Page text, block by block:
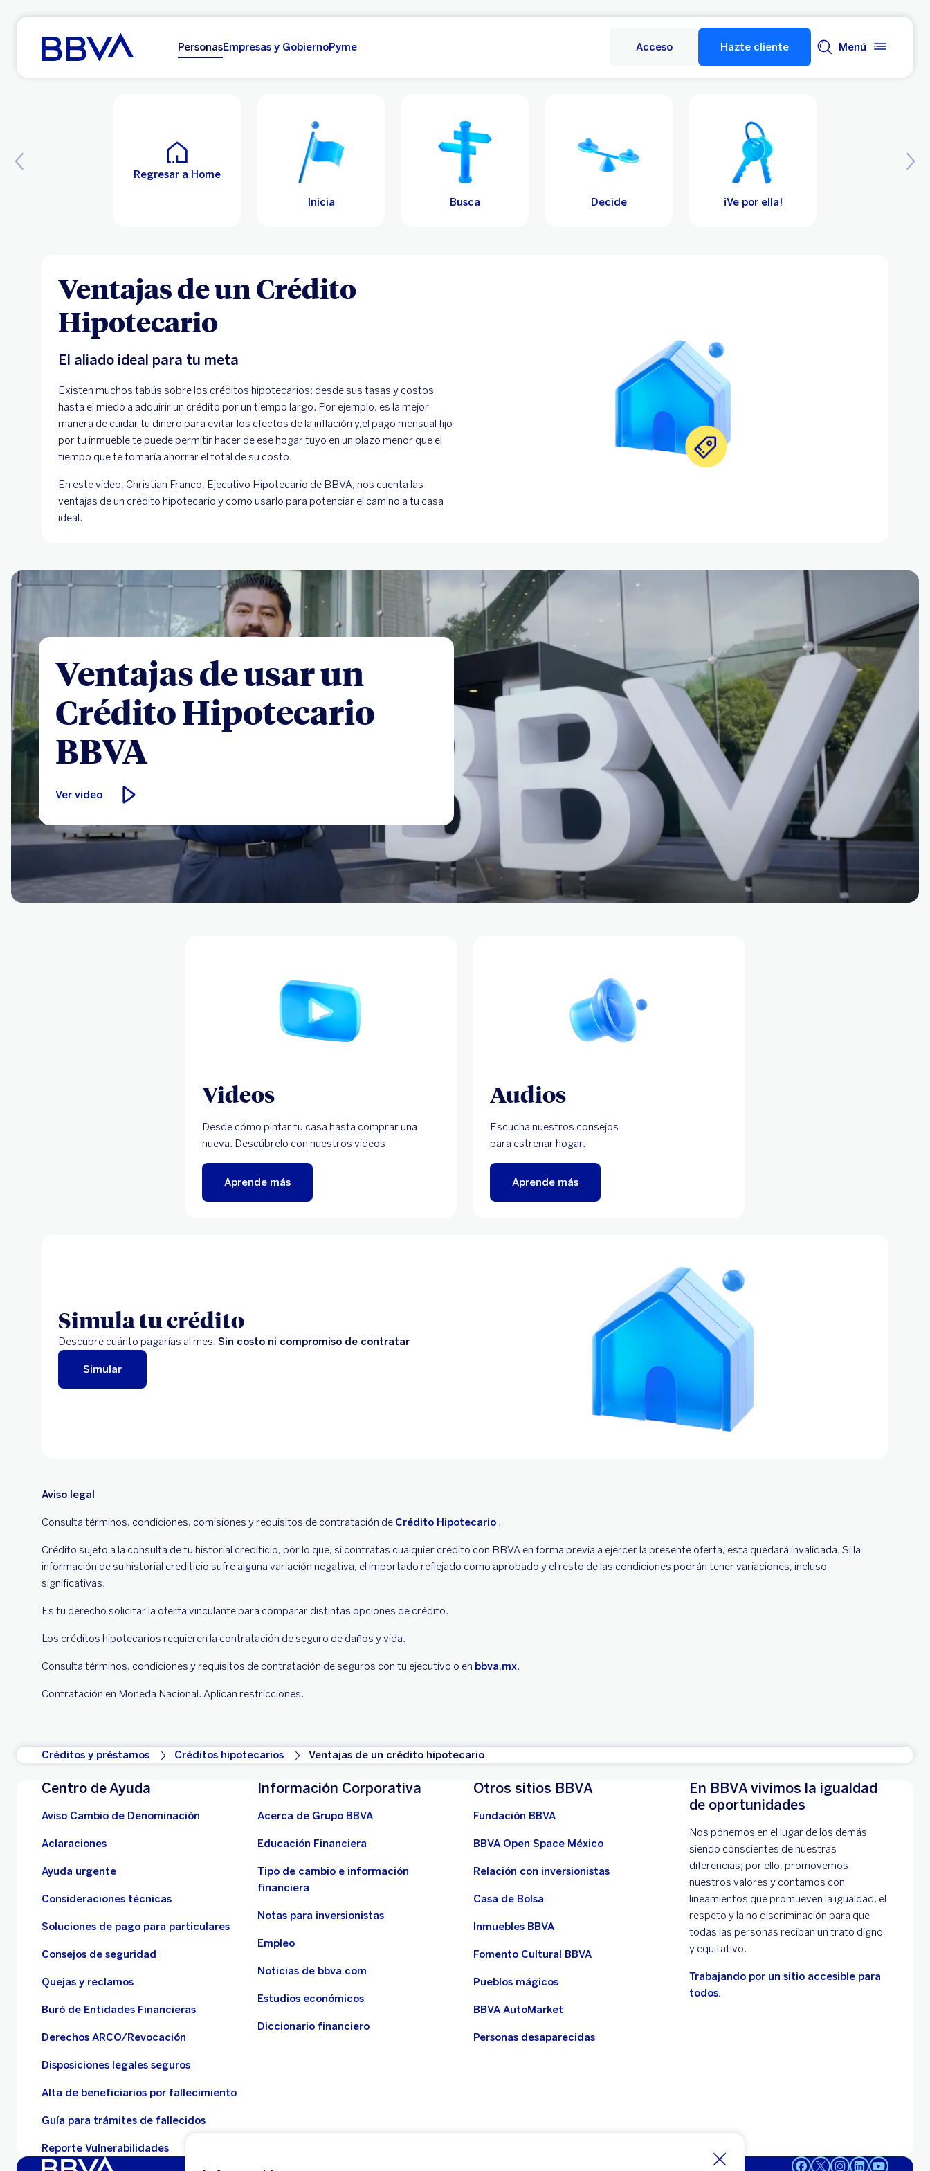
Ir al contenido principal
PersonasEmpresas y GobiernoPyme Acceso Hazte cliente Menú
Regresar a Home
Inicia Busca Decide ¡Ve por ella!
Ventajas de un Crédito
Hipotecario
El aliado ideal para tu meta
Existen muchos tabús sobre los créditos hipotecarios: desde sus tasas y costos
hasta el miedo a adquirir un crédito por un tiempo largo. Por ejemplo, es la mejor
manera de cuidar tu dinero para evitar los efectos de la inflación y,el pago mensual fijo
por tu inmueble te puede permitir hacer de ese hogar tuyo en un plazo menor que el
tiempo que te tomaría ahorrar el total de su costo.
En este video, Christian Franco, Ejecutivo Hipotecario de BBVA, nos cuenta las
ventajas de un crédito hipotecario y como usarlo para potenciar el camino a tu casa
ideal.
Ventajas de usar un
Crédito Hipotecario
BBVA
Ver video
Videos
Desde cómo pintar tu casa hasta comprar una
nueva. Descúbrelo con nuestros videos
Aprende más
Audios
Escucha nuestros consejos
para estrenar hogar.
Aprende más
Simula tu crédito
Descubre cuánto pagarías al mes. Sin costo ni compromiso de contratar
Simular
Aviso legal
Consulta términos, condiciones, comisiones y requisitos de contratación de Crédito Hipotecario .
Crédito sujeto a la consulta de tu historial crediticio, por lo que, si contratas cualquier crédito con BBVA en forma previa a ejercer la presente oferta, esta quedará invalidada. Si la
información de su historial crediticio sufre alguna variación negativa, el importado reflejado como aprobado y el resto de las condiciones podrán tener variaciones, incluso
significativas.
Es tu derecho solicitar la oferta vinculante para comparar distintas opciones de crédito.
Los créditos hipotecarios requieren la contratación de seguro de daños y vida.
Consulta términos, condiciones y requisitos de contratación de seguros con tu ejecutivo o en bbva.mx.
Contratación en Moneda Nacional. Aplican restricciones.
Créditos y préstamos Créditos hipotecarios Ventajas de un crédito hipotecario
Centro de Ayuda
Aviso Cambio de Denominación
Aclaraciones
Ayuda urgente
Consideraciones técnicas
Soluciones de pago para particulares
Consejos de seguridad
Quejas y reclamos
Buró de Entidades Financieras
Derechos ARCO/Revocación
Disposiciones legales seguros
Alta de beneficiarios por fallecimiento
Guía para trámites de fallecidos
Reporte Vulnerabilidades
Información Corporativa
Acerca de Grupo BBVA
Educación Financiera
Tipo de cambio e información
financiera
Notas para inversionistas
Empleo
Noticias de bbva.com
Estudios económicos
Diccionario financiero
Otros sitios BBVA
Fundación BBVA
BBVA Open Space México
Relación con inversionistas
Casa de Bolsa
Inmuebles BBVA
Fomento Cultural BBVA
Pueblos mágicos
BBVA AutoMarket
Personas desaparecidas
En BBVA vivimos la igualdad
de oportunidades
Nos ponemos en el lugar de los demás
siendo conscientes de nuestras
diferencias; por ello, promovemos
nuestros valores y contamos con
lineamientos que promueven la igualdad, el
respeto y la no discriminación para que
todas las personas reciban un trato digno
y equitativo.
Trabajando por un sitio accesible para
todos.